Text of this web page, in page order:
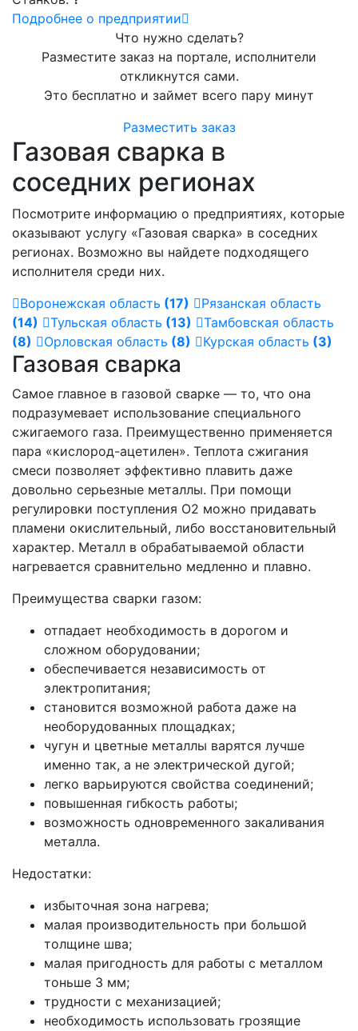
Подробнее о предприятии
Что нужно сделать?
Разместите заказ на портале, исполнители
откликнутся сами.
Это бесплатно и займет всего пару минут
Разместить заказ
Газовая сварка в
соседних регионах
Посмотрите информацию о предприятиях, которые
оказывают услугу «Газовая сварка» в соседних
регионах. Возможно вы найдете подходящего
исполнителя среди них.
Воронежская область (17)
Рязанская область
(14)
Тульская область (13)
Тамбовская область
(8)
Орловская область (8) Курская область (3)
Газовая сварка
Самое главное в газовой сварке — то, что она
подразумевает использование специального
сжигаемого газа. Преимущественно применяется
пара «кислород-ацетилен». Теплота сжигания
смеси позволяет эффективно плавить даже
довольно серьезные металлы. При помощи
регулировки поступления O2 можно придавать
пламени окислительный, либо восстановительный
характер. Металл в обрабатываемой области
нагревается сравнительно медленно и плавно.
Преимущества сварки газом:
отпадает необходимость в дорогом и
сложном оборудовании;
обеспечивается независимость от
электропитания;
становится возможной работа даже на
необорудованных площадках;
чугун и цветные металлы варятся лучше
именно так, а не электрической дугой;
легко варьируются свойства соединений;
повышенная гибкость работы;
возможность одновременного закаливания
металла.
Недостатки:
избыточная зона нагрева;
малая производительность при большой
толщине шва;
малая пригодность для работы с металлом
тоньше 3 мм;
трудности с механизацией;
необходимость использовать грозящие